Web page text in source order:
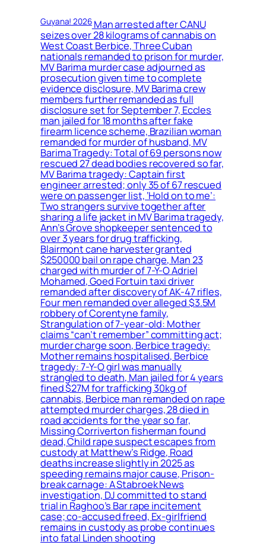
Guyana! 2026Man arrested after CANU
seizes over 28 kilograms of cannabis on
West Coast Berbice, Three Cuban
nationals remanded to prison for murder,
MV Barima murder case adjourned as
prosecution given time to complete
evidence disclosure, MV Barima crew
members further remanded as full
disclosure set for September 7, Eccles
man jailed for 18 months after fake
firearm licence scheme, Brazilian woman
remanded for murder of husband, MV
Barima Tragedy: Total of 69 persons now
rescued 27 dead bodies recovered so far,
MV Barima tragedy: Captain first
engineer arrested; only 35 of 67 rescued
were on passenger list, ‘Hold on to me’:
Two strangers survive together after
sharing a life jacket in MV Barima tragedy,
Ann’s Grove shopkeeper sentenced to
over 3 years for drug trafficking,
Blairmont cane harvester granted
$250000 bail on rape charge, Man 23
charged with murder of 7-Y-O Adriel
Mohamed, Goed Fortuin taxi driver
remanded after discovery of AK-47 rifles,
Four men remanded over alleged $3.5M
robbery of Corentyne family,
Strangulation of 7-year-old: Mother
claims “can’t remember” committing act;
murder charge soon, Berbice tragedy:
Mother remains hospitalised, Berbice
tragedy: 7-Y-O girl was manually
strangled to death, Man jailed for 4 years
fined $27M for trafficking 30kg of
cannabis, Berbice man remanded on rape
attempted murder charges, 28 died in
road accidents for the year so far,
Missing Corriverton fisherman found
dead, Child rape suspect escapes from
custody at Matthew’s Ridge, Road
deaths increase slightly in 2025 as
speeding remains major cause, Prison-
break carnage: A Stabroek News
investigation, DJ committed to stand
trial in Raghoo’s Bar rape incitement
case; co-accused freed, Ex-girlfriend
remains in custody as probe continues
into fatal Linden shooting